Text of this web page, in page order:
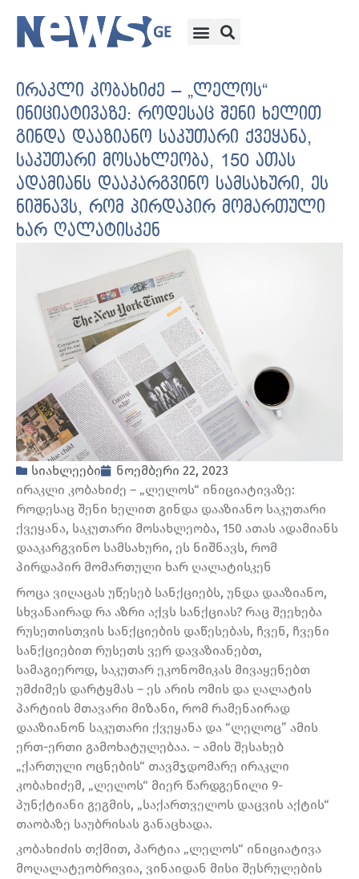
ირაკლი კობახიძე – „ლელოს“
ინიციატივაზე: როდესაც შენი ხელით
გინდა დააზიანო საკუთარი ქვეყანა,
საკუთარი მოსახლეობა, 150 ათას
ადამიანს დააკარგვინო სამსახური, ეს
ნიშნავს, რომ პირდაპირ მომართული
ხარ ღალატისკენ
სიახლეები
ნოემბერი 22, 2023
ირაკლი კობახიძე – „ლელოს“ ინიციატივაზე:
როდესაც შენი ხელით გინდა დააზიანო საკუთარი
ქვეყანა, საკუთარი მოსახლეობა, 150 ათას ადამიანს
დააკარგვინო სამსახური, ეს ნიშნავს, რომ
პირდაპირ მომართული ხარ ღალატისკენ
როცა ვიღაცას უწესებ სანქციებს, უნდა დააზიანო,
სხვანაირად რა აზრი აქვს სანქციას? რაც შეეხება
რუსეთისთვის სანქციების დაწესებას, ჩვენ, ჩვენი
სანქციებით რუსეთს ვერ დავაზიანებთ,
სამაგიეროდ, საკუთარ ეკონომიკას მივაყენებთ
უმძიმეს დარტყმას – ეს არის ომის და ღალატის
პარტიის მთავარი მიზანი, რომ რამენაირად
დააზიანონ საკუთარი ქვეყანა და “ლელოც” ამის
ერთ-ერთი გამოხატულებაა. – ამის შესახებ
„ქართული ოცნების“ თავმჯდომარე ირაკლი
კობახიძემ, „ლელოს“ მიერ წარდგენილი 9-
პუნქტიანი გეგმის, „საქართველოს დაცვის აქტის“
თაობაზე საუბრისას განაცხადა.
კობახიძის თქმით, პარტია „ლელოს“ ინიციატივა
მოღალატეობრივია, ვინაიდან მისი შესრულების